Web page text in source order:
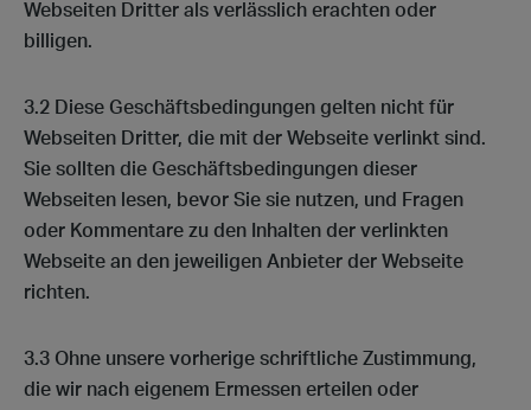
Webseiten Dritter als verlässlich erachten oder
billigen.
3.2 Diese Geschäftsbedingungen gelten nicht für
Webseiten Dritter, die mit der Webseite verlinkt sind.
Sie sollten die Geschäftsbedingungen dieser
Webseiten lesen, bevor Sie sie nutzen, und Fragen
oder Kommentare zu den Inhalten der verlinkten
Webseite an den jeweiligen Anbieter der Webseite
richten.
3.3 Ohne unsere vorherige schriftliche Zustimmung,
die wir nach eigenem Ermessen erteilen oder